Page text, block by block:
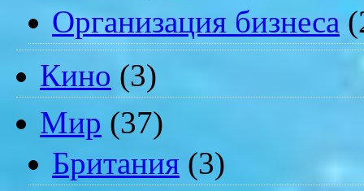
Организация бизнеса
Кино (3)
Мир (37)
Британия (3)